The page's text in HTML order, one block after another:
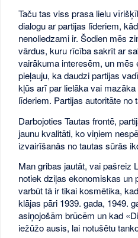
Taču tas viss prasa lielu
dialogu ar partijas līderiem,
nenoliedzami ir. Šodien mēs
vārdus, kuru rīcība sakrīt ar
vairākuma interesēm, un
pieļauju, ka daudzi partijas
kļūs arī par lielāka vai
līderiem. Partijas autoritāte no
Darbojoties Tautas frontē,
jaunu kvalitāti, ko viņiem
izvairīšanās no tautas sūrās
Man gribas jautāt, vai pašreiz
notiek dziļas ekonomiskas un
varbūt tā ir tikai kosmētika,
klājas pāri 1939. gada, 1949.
asiņojošām brūcēm un kad
iežūžo ausis, lai notušētu